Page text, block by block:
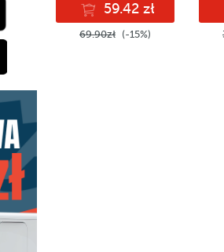
59.42 zł
69.90zł (-15%)